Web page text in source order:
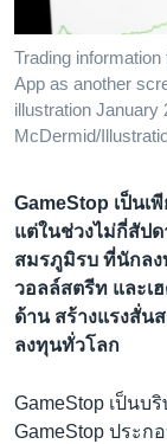
ติดตามเรา
Trading
App as another
illustration January
McDermid/
GameStop เป็นเ
แต่ในช่วงไม่กี่สัป
สมรภูมิรบ ที่นักล
วอลล์สตรีท และเ
ด้าน สร้างแรงสั่น
ลงทุนทั่วโลก
GameStop เป็น
GameStop ประก